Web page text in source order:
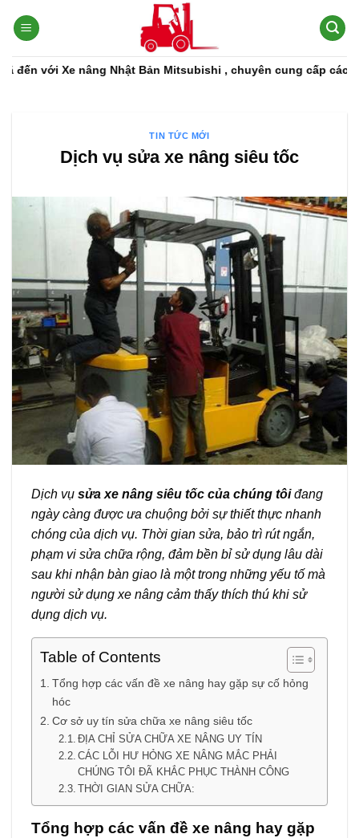
qua
dung
với Xe nâng Nhật Bản Mitsubishi , chuyên cung cấp các
TIN TỨC MỚI
Dịch vụ sửa xe nâng siêu tốc
Dịch vụ sửa xe nâng siêu tốc của chúng tôiđang
ngày càng được ưa chuộng bởi sự thiết thực nhanh
chóng của dịch vụ. Thời gian sửa, bảo trì rút ngắn,
phạm vi sửa chữa rộng, đảm bền bỉ sử dụng lâu dài
sau khi nhận bàn giao là một trong những yếu tố mà
người sử dụng xe nâng cảm thấy thích thú khi sử
dụng dịch vụ.
Table of Contents
Tổng hợp các vấn đề xe nâng hay gặp sự cố hỏng
hóc
Cơ sở uy tín sửa chữa xe nâng siêu tốc
ĐỊA CHỈ SỬA CHỮA XE NÂNG UY TÍN
CÁC LỖI HƯ HỎNG XE NÂNG MẮC PHẢI
CHÚNG TÔI ĐÃ KHẮC PHỤC THÀNH CÔNG
THỜI GIAN SỬA CHỮA:
Tổng hợp các vấn đề xe nâng hay gặp